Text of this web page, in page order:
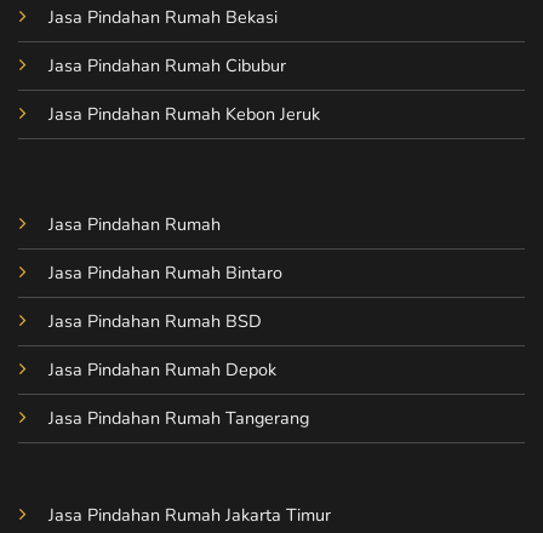
Jasa Pindahan Rumah Bekasi
Jasa Pindahan Rumah Cibubur
Jasa Pindahan Rumah Kebon Jeruk
Jasa Pindahan Rumah
Jasa Pindahan Rumah Bintaro
Jasa Pindahan Rumah BSD
Jasa Pindahan Rumah Depok
Jasa Pindahan Rumah Tangerang
Jasa Pindahan Rumah Jakarta Timur